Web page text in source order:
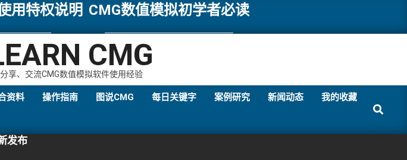
用特权说明 CMG数值模拟初学者必读
CMG
分享、交流CMG数值模拟软件使用经验
Menu
资料 操作指南 图说CMG 每日关键字 案例研究 新闻动态 我的收藏
Search
发布